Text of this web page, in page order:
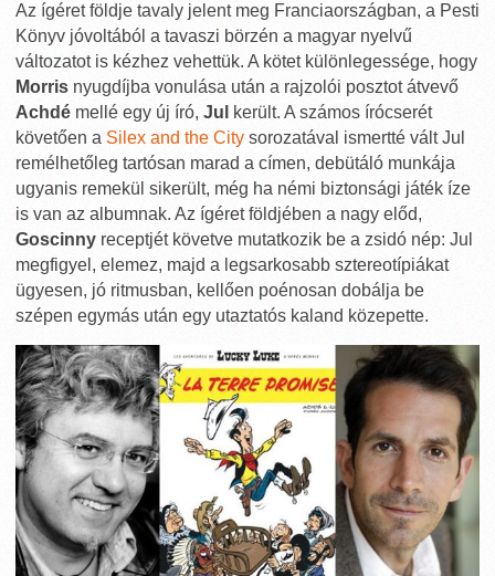
Az ígéret földje tavaly jelent meg Franciaországban, a Pesti
Könyv jóvoltából a tavaszi börzén a magyar nyelvű
változatot is kézhez vehettük. A kötet különlegessége, hogy
Morris nyugdíjba vonulása után a rajzolói posztot átvevő
Achdé mellé egy új író, Jul
került. A számos írócserét
követően a Silex and the City sorozatával ismertté vált Jul
remélhetőleg tartósan marad a címen, debütáló munkája
ugyanis remekül sikerült, még ha némi biztonsági játék íze
is van az albumnak. Az ígéret földjében a nagy előd,
Goscinny receptjét követve mutatkozik be a zsidó nép: Jul
megfigyel, elemez, majd a legsarkosabb sztereotípiákat
ügyesen, jó ritmusban, kellően poénosan dobálja be
szépen egymás után egy utaztatós kaland közepette.